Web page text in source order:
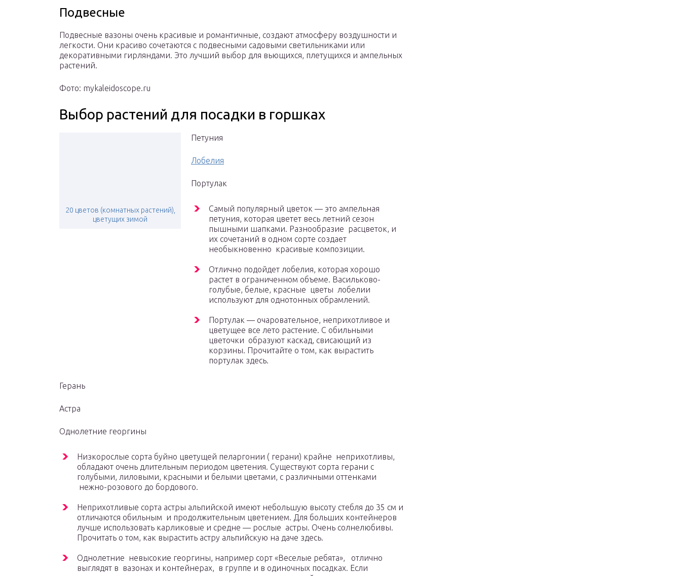
Подвесные
Подвесные вазоны очень красивые и романтичные, создают атмосферу воздушности и
легкости. Они красиво сочетаются с подвесными садовыми светильниками или
декоративными гирляндами. Это лучший выбор для вьющихся, плетущихся и ампельных
растений.
Фото: mykaleidoscope.ru
Выбор растений для посадки в горшках
20 цветов (комнатных растений),
цветущих зимой
Петуния
Лобелия
Портулак
Самый популярный цветок — это ампельная
петуния, которая цветет весь летний сезон
пышными шапками. Разнообразие расцветок, и
их сочетаний в одном сорте создает
необыкновенно красивые композиции.
Отлично подойдет лобелия, которая хорошо
растет в ограниченном объеме. Васильково-
голубые, белые, красные цветы лобелии
используют для однотонных обрамлений.
Портулак — очаровательное, неприхотливое и
цветущее все лето растение. С обильными
цветочки образуют каскад, свисающий из
корзины. Прочитайте о том, как вырастить
портулак здесь.
Герань
Астра
Однолетние георгины
Низкорослые сорта буйно цветущей пеларгонии ( герани) крайне неприхотливы,
обладают очень длительным периодом цветения. Существуют сорта герани с
голубыми, лиловыми, красными и белыми цветами, с различными оттенками
нежно-розового до бордового.
Неприхотливые сорта астры альпийской имеют небольшую высоту стебля до 35 см и
отличаются обильным и продолжительным цветением. Для больших контейнеров
лучше использовать карликовые и средне — рослые астры. Очень солнелюбивы.
Прочитать о том, как вырастить астру альпийскую на даче здесь.
Однолетние невысокие георгины, например сорт «Веселые ребята», отлично
выглядят в вазонах и контейнерах, в группе и в одиночных посадках. Если